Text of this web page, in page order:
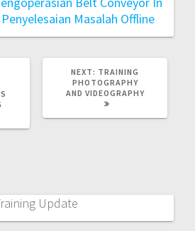
Masalah Offline
NEXT: TRAINING
PHOTOGRAPHY
AND VIDEOGRAPHY
Update